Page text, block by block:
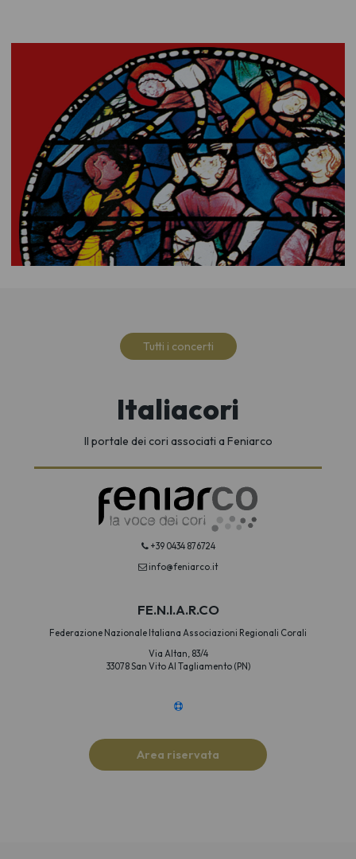
Tutti i concerti
Italiacori
Il portale dei cori associati a Feniarco
+39 0434 876724
info@feniarco.it
FE.N.I.A.R.CO
Federazione Nazionale Italiana Associazioni Regionali Corali
Via Altan, 83/4
33078 San Vito Al Tagliamento (PN)
Area riservata